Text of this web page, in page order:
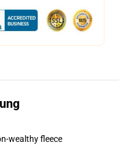
wealthy fleece